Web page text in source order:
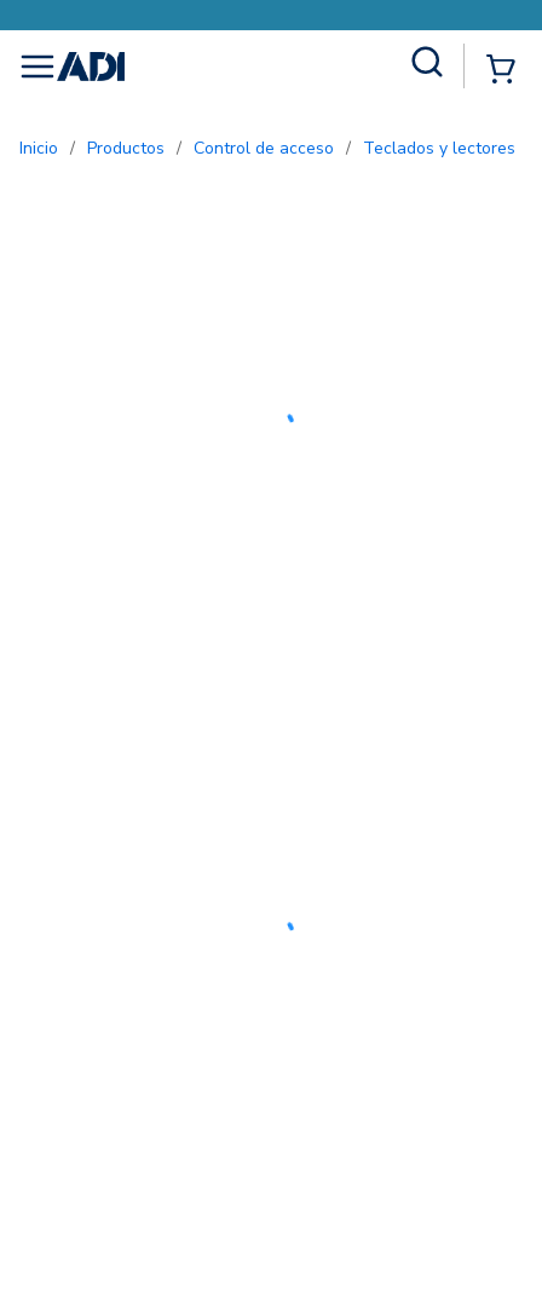
menu
Inicio / Productos / Control de acceso / Teclados y lectores